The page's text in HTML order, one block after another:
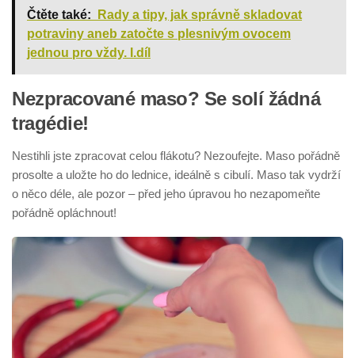
Čtěte také:
Rady a tipy, jak správně skladovat
potraviny aneb zatočte s plesnivým ovocem
jednou pro vždy. I.díl
Nezpracované maso? Se solí žádná
tragédie!
Nestihli jste zpracovat celou flákotu? Nezoufejte. Maso pořádně
prosolte a uložte ho do lednice, ideálně s cibulí. Maso tak vydrží
o něco déle, ale pozor – před jeho úpravou ho nezapomeňte
pořádně opláchnout!